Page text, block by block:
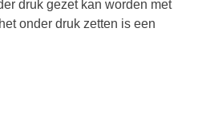
druk gezet kan worden met
onder druk zetten is een